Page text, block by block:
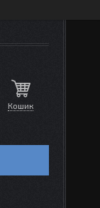
Кошик